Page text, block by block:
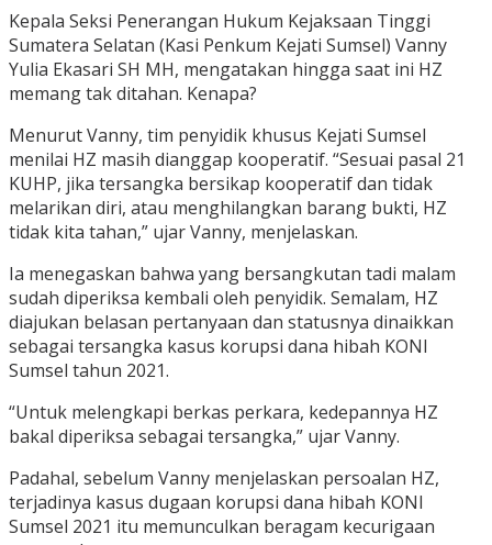
Kepala Seksi Penerangan Hukum Kejaksaan Tinggi
Sumatera Selatan (Kasi Penkum Kejati Sumsel) Vanny
Yulia Ekasari SH MH, mengatakan hingga saat ini HZ
memang tak ditahan. Kenapa?
Menurut Vanny, tim penyidik khusus Kejati Sumsel
menilai HZ masih dianggap kooperatif. “Sesuai pasal 21
KUHP, jika tersangka bersikap kooperatif dan tidak
melarikan diri, atau menghilangkan barang bukti, HZ
tidak kita tahan,” ujar Vanny, menjelaskan.
Ia menegaskan bahwa yang bersangkutan tadi malam
sudah diperiksa kembali oleh penyidik. Semalam, HZ
diajukan belasan pertanyaan dan statusnya dinaikkan
sebagai tersangka kasus korupsi dana hibah KONI
Sumsel tahun 2021.
“Untuk melengkapi berkas perkara, kedepannya HZ
bakal diperiksa sebagai tersangka,” ujar Vanny.
Padahal, sebelum Vanny menjelaskan persoalan HZ,
terjadinya kasus dugaan korupsi dana hibah KONI
Sumsel 2021 itu memunculkan beragam kecurigaan